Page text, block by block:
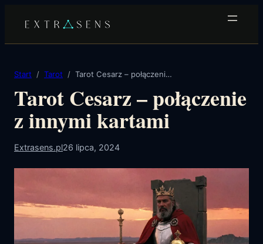
treści
Start Tarot Tarot Cesarz – połączenie z innymi kartami
Tarot Cesarz – połączenie
z innymi kartami
Extrasens.pl26 lipca, 2024